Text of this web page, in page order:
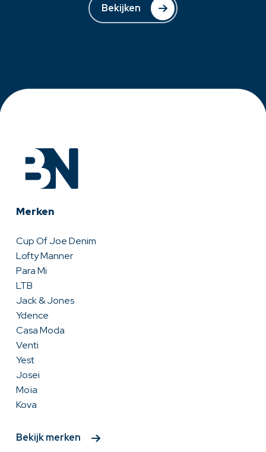
Bekijken
Merken
Cup Of Joe Denim
Lofty Manner
Para Mi
LTB
Jack & Jones
Ydence
Casa Moda
Venti
Yest
Josei
Moïa
Kova
Bekijk merken